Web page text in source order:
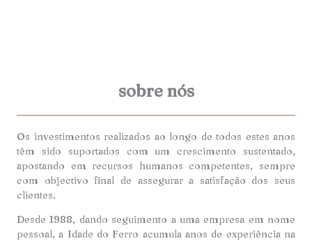
sobre nós
Os investimentos realizados ao longo de todos estes anos
têm sido suportados com um crescimento sustentado,
apostando em recursos humanos competentes, sempre
com objectivo final de assegurar a satisfação dos seus
clientes.
Desde 1988, dando seguimento a uma empresa em nome
pessoal, a Idade do Ferro acumula anos de experiência na